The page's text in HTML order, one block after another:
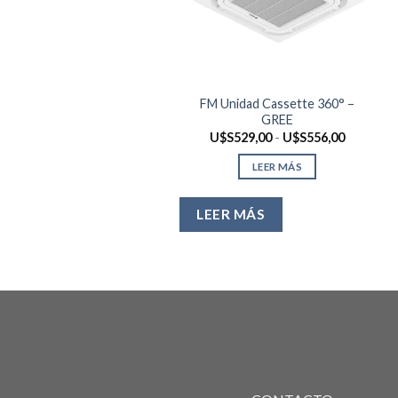
FM Unidad Cassette 360° –
GREE
U$S529,00 - U$S556,00Rango
LEER MÁS
LEER MÁS